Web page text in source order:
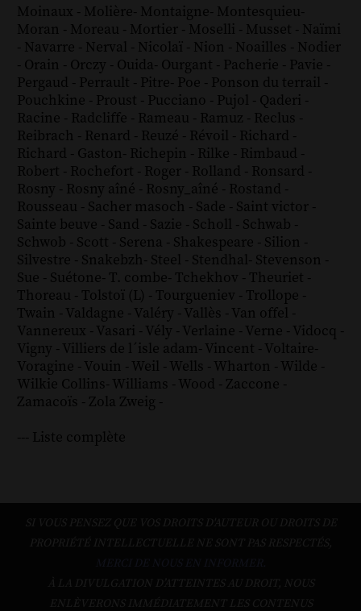
Moinaux - Molière- Montaigne- Montesquieu-
Moran - Moreau - Mortier - Moselli - Musset - Naïmi
- Navarre - Nerval - Nicolaï - Nion - Noailles - Nodier
- Orain - Orczy - Ouida- Ourgant - Pacherie - Pavie -
Pergaud - Perrault - Pitre- Poe - Ponson du terrail -
Pouchkine - Proust - Pucciano - Pujol - Qaderi -
Racine - Radcliffe - Rameau - Ramuz - Reclus -
Reibrach - Renard - Reuzé - Révoil - Richard -
Richard - Gaston- Richepin - Rilke - Rimbaud -
Robert - Rochefort - Roger - Rolland - Ronsard -
Rosny - Rosny aîné - Rosny_aîné - Rostand -
Rousseau - Sacher masoch - Sade - Saint victor -
Sainte beuve - Sand - Sazie - Scholl - Schwab -
Schwob - Scott - Serena - Shakespeare - Silion -
Silvestre - Snakebzh- Steel - Stendhal- Stevenson -
Sue - Suétone- T. combe- Tchekhov - Theuriet -
Thoreau - Tolstoï (L) - Tourgueniev - Trollope -
Twain - Valdagne - Valéry - Vallès - Van offel -
Vannereux - Vasari - Vély - Verlaine - Verne - Vidocq -
Vigny - Villiers de l´isle adam- Vincent - Voltaire-
Voragine - Vouin - Weil - Wells - Wharton - Wilde -
Wilkie Collins- Williams - Wood - Zaccone -
Zamacoïs - Zola Zweig -
--- Liste complète